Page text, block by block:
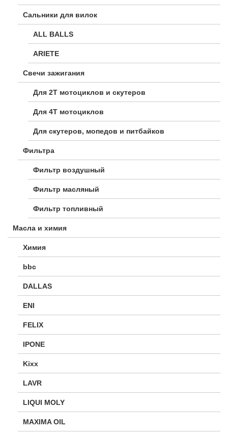
Сальники для вилок
ALL BALLS
ARIETE
Свечи зажигания
Для 2Т мотоциклов и скутеров
Для 4Т мотоциклов
Для скутеров, мопедов и питбайков
Фильтра
Фильтр воздушный
Фильтр масляный
Фильтр топливный
Масла и химия
Химия
bbc
DALLAS
ENI
FELIX
IPONE
Kixx
LAVR
LIQUI MOLY
MAXIMA OIL